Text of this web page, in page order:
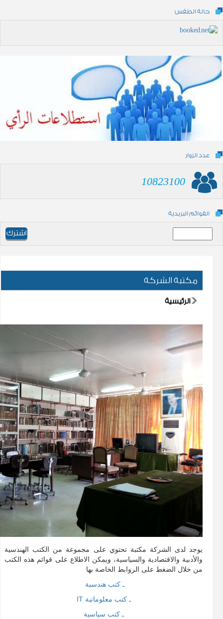
حالة الطقس
عدد الزوار
10823100
القوائم البريدية
مكتبة الشركة
الرئيسية
يوجد لدى الشركة مكتبة تحتوي على مجموعة من الكتب الهندسية
والأدبية والاقتصادية والسياسية، ويمكن الاطلاع على قوائم هذه الكتب
من خلال الضغط على الروابط الخاصة بها
ـ كتب هندسية
ـ كتب معلوماتية IT
ـ كتب سياسية